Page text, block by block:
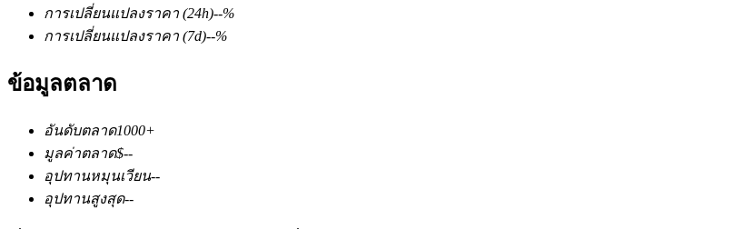
ฟิวเจอร์สสกุลเงินดิจิทัล
TradFi
อนุพันธ์ของหุ้น ฟอเร็กซ์ โลหะมีค่า และสินค้าโภคภัณฑ์
การเปลี่ยนแปลงราคา (24h)--%
การเปลี่ยนแปลงราคา (7d)--%
ข้อมูลตลาด
อันดับตลาด1000+
มูลค่าตลาด$--
อุปทานหมุนเวียน--
อุปทานสูงสุด--